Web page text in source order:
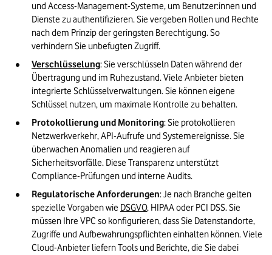
und Access-Management-Systeme, um Benutzer:innen und
Dienste zu authentifizieren. Sie vergeben Rollen und Rechte
nach dem Prinzip der geringsten Berechtigung. So
verhindern Sie unbefugten Zugriff.
Verschlüsselung: Sie verschlüsseln Daten während der
Übertragung und im Ruhezustand. Viele Anbieter bieten
integrierte Schlüsselverwaltungen. Sie können eigene
Schlüssel nutzen, um maximale Kontrolle zu behalten.
Protokollierung und Monitoring: Sie protokollieren
Netzwerkverkehr, API-Aufrufe und Systemereignisse. Sie
überwachen Anomalien und reagieren auf
Sicherheitsvorfälle. Diese Transparenz unterstützt
Compliance-Prüfungen und interne Audits.
Regulatorische Anforderungen: Je nach Branche gelten
spezielle Vorgaben wie DSGVO, HIPAA oder PCI DSS. Sie
müssen Ihre VPC so konfigurieren, dass Sie Datenstandorte,
Zugriffe und Aufbewahrungspflichten einhalten können. Viele
Cloud-Anbieter liefern Tools und Berichte, die Sie dabei